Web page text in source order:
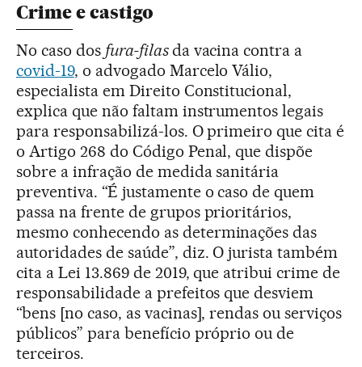
Crime e castigo
No caso dos fura-filasda vacina contra a
covid-19, o advogado Marcelo Válio,
especialista em Direito Constitucional,
explica que não faltam instrumentos legais
para responsabilizá-los. O primeiro que cita é
o Artigo 268 do Código Penal, que dispõe
sobre a infração de medida sanitária
preventiva. “É justamente o caso de quem
passa na frente de grupos prioritários,
mesmo conhecendo as determinações das
autoridades de saúde”, diz. O jurista também
cita a Lei 13.869 de 2019, que atribui crime de
responsabilidade a prefeitos que desviem
“bens [no caso, as vacinas], rendas ou serviços
públicos” para benefício próprio ou de
terceiros.